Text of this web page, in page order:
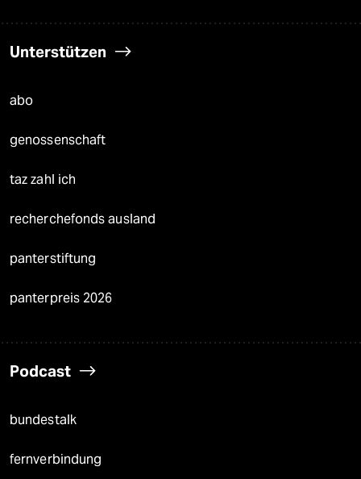
Unterstützen
abo
genossenschaft
taz zahl ich
recherchefonds ausland
panterstiftung
panterpreis 2026
Podcast
bundestalk
fernverbindung